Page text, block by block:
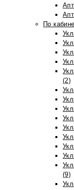
По
(2)
(9)